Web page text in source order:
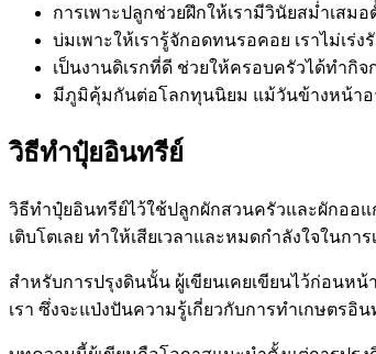
การเพาะปลูกช่วยฝึกให้เรามีวินัยสม่ำเสม
บ่มเพาะให้เรารู้จักอดทนรอคอย เราไม่เร่
เป็นงานดิเรกที่ดี ช่วยให้ครอบครัวได้ทำกิจ
มีภูมิคุ้มกันต่อโลกทุนนิยม แม้วันข้างหน้าอา
วิธีทำปุ๋ยอินทรีย์
วิธีทำปุ๋ยอินทรีย์ไว้ใช้ปลูกผักสวนครัวและผักออแ
เติบโตเลย ทำให้เสียเวลาและหมดกำลังใจใน
สำหรับการปรุงดินนั้น ผู้เขียนเคยเขียนไว้ก่อนห
เรา ซึ่งจะแป่งปันความรู้เกี่ยวกับการทำเกษตรอิน